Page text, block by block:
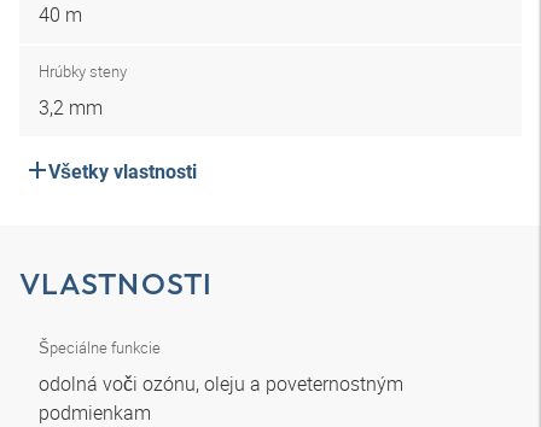
40 m
Hrúbky steny
3,2 mm
Všetky vlastnosti
VLASTNOSTI
Špeciálne funkcie
odolná voči ozónu, oleju a poveternostným
podmienkam